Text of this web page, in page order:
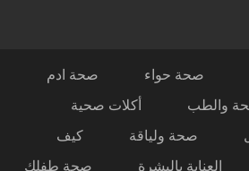
صحة حواء
صحة ادم
والطب
أكلات صحية
صحة ولياقة
كيف
العناية بالبشرة صحة طفلك